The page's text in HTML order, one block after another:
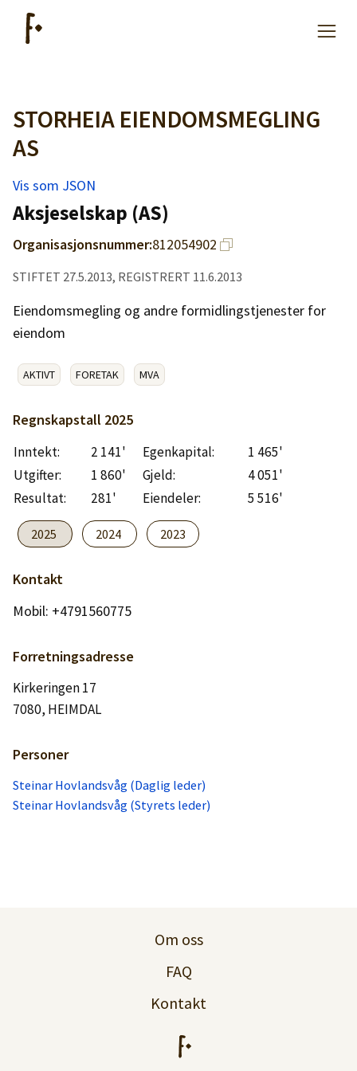
Artikler
Hjelp
Kjøpe lister
Priser
Logg inn
Lag konto
STORHEIA EIENDOMSMEGLING
AS
Vis som JSON
Aksjeselskap (AS)
Organisasjonsnummer:812054902
STIFTET 27.5.2013, REGISTRERT 11.6.2013
Eiendomsmegling og andre formidlingstjenester for
eiendom
AKTIVT FORETAK MVA
Regnskapstall 2025
Inntekt: 2 141' Egenkapital:
1 465'
Utgifter:
1 860' Gjeld:
4 051'
Resultat:
281' Eiendeler: 5 516'
2025 2024 2023
Kontakt
Mobil: +4791560775
Forretningsadresse
Kirkeringen 17
7080, HEIMDAL
Personer
Steinar Hovlandsvåg (Daglig leder)
Steinar Hovlandsvåg (Styrets leder)
Om oss
FAQ
Kontakt